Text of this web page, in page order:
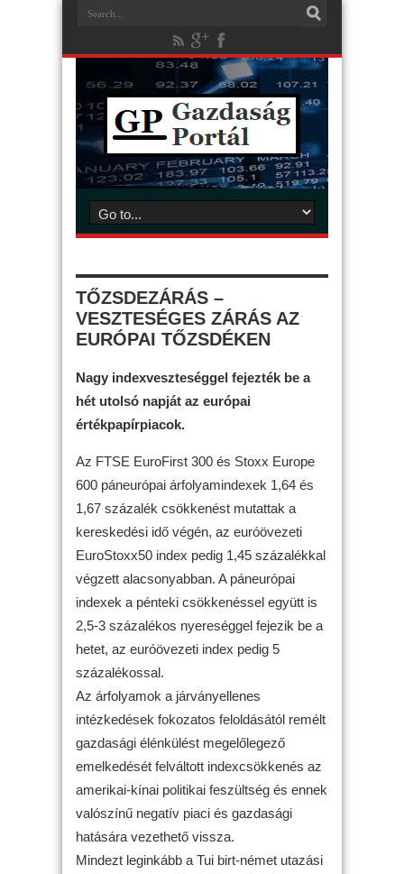
TŐZSDEZÁRÁS –
VESZTESÉGES ZÁRÁS AZ
EURÓPAI TŐZSDÉKEN
Nagy indexveszteséggel fejezték be a
hét utolsó napját az európai
értékpapírpiacok.
Az FTSE EuroFirst 300 és Stoxx Europe
600 páneurópai árfolyamindexek 1,64 és
1,67 százalék csökkenést mutattak a
kereskedési idő végén, az euróövezeti
EuroStoxx50 index pedig 1,45 százalékkal
végzett alacsonyabban. A páneurópai
indexek a pénteki csökkenéssel együtt is
2,5-3 százalékos nyereséggel fejezik be a
hetet, az euróövezeti index pedig 5
százalékossal.
Az árfolyamok a járványellenes
intézkedések fokozatos feloldásától remélt
gazdasági élénkülést megelőlegező
emelkedését felváltott indexcsökkenés az
amerikai-kínai politikai feszültség és ennek
valószínű negatív piaci és gazdasági
hatására vezethető vissza.
Mindezt leginkább a Tui birt-német utazási